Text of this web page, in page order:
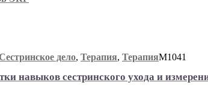
дело, Терапия, ТерапияМ1041
навыков сестринского ухода и